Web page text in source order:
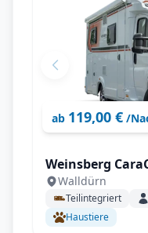
ab 119,00 € /
Weinsberg
[PEPPER]
Walldürn
Teilintegriert
Haustiere